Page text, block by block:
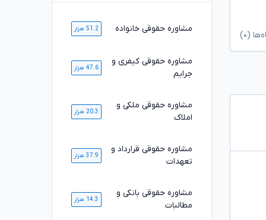
(۰)
مشاوره حقوقی خانواده 51.2 هزار
مشاوره حقوقی کیفری و
جرایم
47.6 هزار
مشاوره حقوقی ملکی و
املاک
20.3 هزار
مشاوره حقوقی قرارداد و
تعهدات
37.9 هزار
مشاوره حقوقی بانکی و
مطالبات
14.3 هزار